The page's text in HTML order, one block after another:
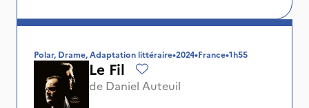
Polar, Drame, Adaptation littéraire•2024•France•1h55
Le Fil
de Daniel Auteuil